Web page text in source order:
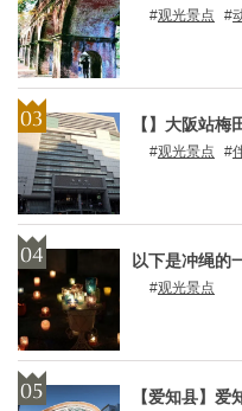
观光景点
【】大阪站梅
观光景点
以下是冲绳的
观光景点
【爱知县】